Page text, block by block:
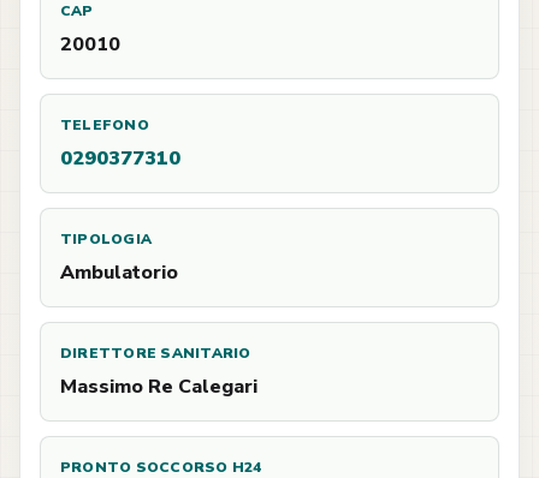
CAP
20010
TELEFONO
0290377310
TIPOLOGIA
Ambulatorio
DIRETTORE SANITARIO
Massimo Re Calegari
PRONTO SOCCORSO H24